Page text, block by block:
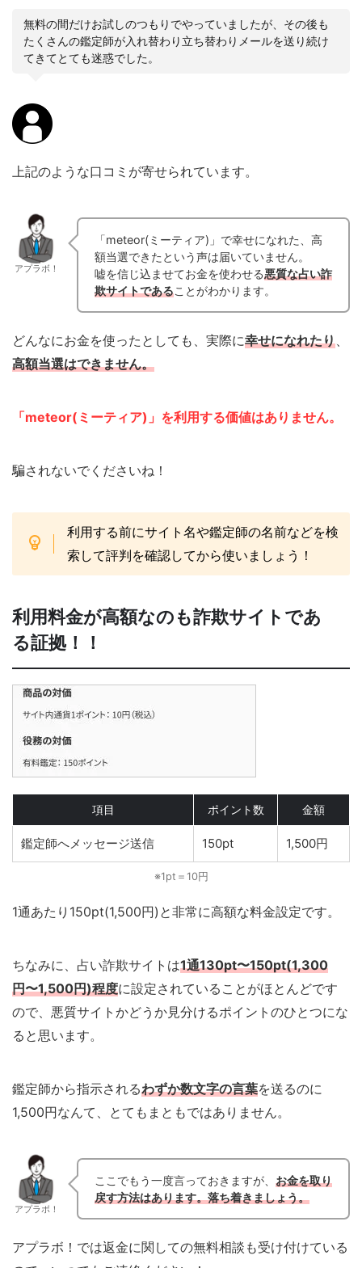
無料の間だけお試しのつもりでやっていましたが、その後も
たくさんの鑑定師が入れ替わり立ち替わりメールを送り続け
てきてとても迷惑でした。
上記のような口コミが寄せられています。
アプラボ！
「meteor(ミーティア)」で幸せになれた、高
額当選できたという声は届いていません。
嘘を信じ込ませてお金を使わせる悪質な占い詐
欺サイトであることがわかります。
どんなにお金を使ったとしても、実際に幸せになれたり
高額当選はできません。
「meteor(ミーティア)」を利用する価値はありません。
騙されないでくださいね！
利用する前にサイト名や鑑定師の名前などを検
索して評判を確認してから使いましょう！
利用料金が高額なのも詐欺サイトであ
る証拠！！
項目 ポイント数 金額
鑑定師へメッセージ送信 150pt 1,500円
※1pt＝10円
1通あたり150pt(1,500円)と非常に高額な料金設定です。
ちなみに、占い詐欺サイトは1通130pt〜150pt(1,300
円〜1,500円)程度に設定されていることがほとんどです
ので、悪質サイトかどうか見分けるポイントのひとつにな
ると思います。
鑑定師から指示されるわずか数文字の言葉を送るのに
1,500円なんて、とてもまともではありません。
アプラボ！
ここでもう一度言っておきますが、 お金を取り
戻す方法はあります。落ち着きましょう。
アプラボ！では返金に関しての無料相談も受け付けている